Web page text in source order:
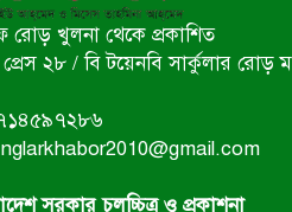
খুলনা থেকে প্রকাশিত
প্রেস ২৮ / বি টয়েনবি সার্কুলার রোড়
সরকার চলচ্চিত্র ও প্রকাশনা